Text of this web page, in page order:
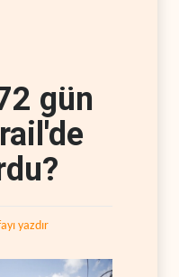
gün
yazdır